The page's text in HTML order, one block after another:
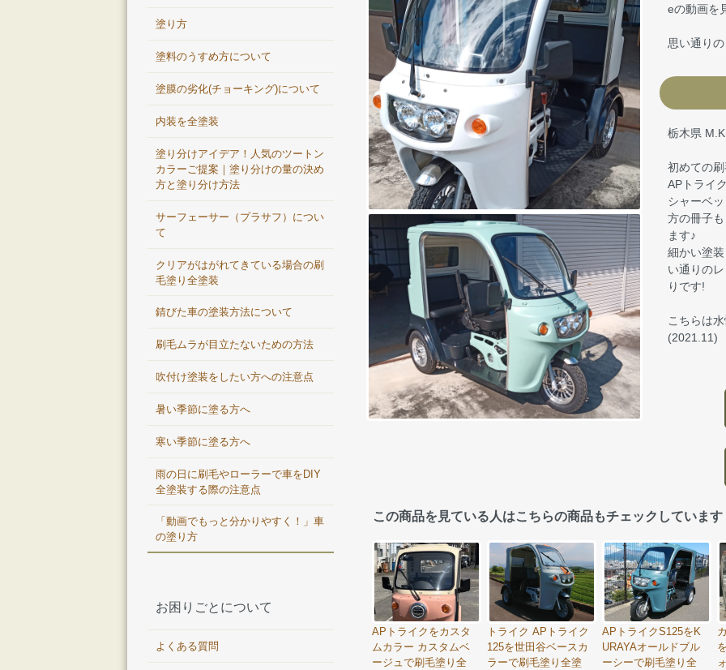
eの動画を
思い通り
栃木県
初めての
APトライ
シャーベ
方の冊子
ます♪
細かい塗
い通りの
りです!
こちらは
(2021.11)
この商品を見ている人はこちらの商品もチェックしています
APトライクをカスタ
ムカラー カスタムベ
ージュで刷毛塗り全
トライク APトライク
125を世田谷ベースカ
ラーで刷毛塗り全塗
APトライクS125をK
URAYAオールドブル
ーシーで刷毛塗り全
塗り方
塗料のうすめ方について
塗膜の劣化(チョーキング)について
内装を全塗装
塗り分けアイデア！人気のツートン
カラーご提案｜塗り分けの量の決め
方と塗り分け方法
サーフェーサー（プラサフ）につい
て
クリアがはがれてきている場合の刷
毛塗り全塗装
錆びた車の塗装方法について
刷毛ムラが目立たないための方法
吹付け塗装をしたい方への注意点
暑い季節に塗る方へ
寒い季節に塗る方へ
雨の日に刷毛やローラーで車をDIY
全塗装する際の注意点
「動画でもっと分かりやすく！」車
の塗り方
お困りごとについて
よくある質問